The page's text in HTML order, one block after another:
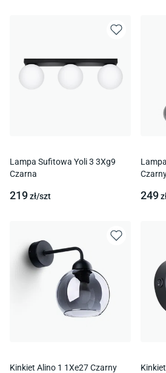
Lampa Sufitowa Yoli 3 3Xg9
Czarna
219zł/szt 249
Kinkiet Alino 1 1Xe27 Czarny